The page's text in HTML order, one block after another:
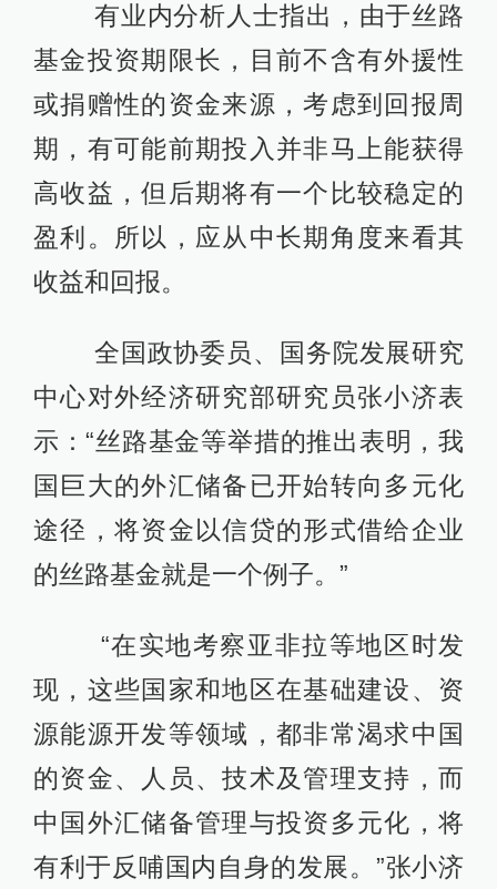
有业内分析人士指出，由于丝路
基金投资期限长，目前不含有外援性
或捐赠性的资金来源，考虑到回报周
期，有可能前期投入并非马上能获得
高收益，但后期将有一个比较稳定的
盈利。所以，应从中长期角度来看其
收益和回报。
全国政协委员、国务院发展研究
中心对外经济研究部研究员张小济表
示：“丝路基金等举措的推出表明，我
国巨大的外汇储备已开始转向多元化
途径，将资金以信贷的形式借给企业
的丝路基金就是一个例子。”
“在实地考察亚非拉等地区时发
现，这些国家和地区在基础建设、资
源能源开发等领域，都非常渴求中国
的资金、人员、技术及管理支持，而
中国外汇储备管理与投资多元化，将
有利于反哺国内自身的发展。”张小济